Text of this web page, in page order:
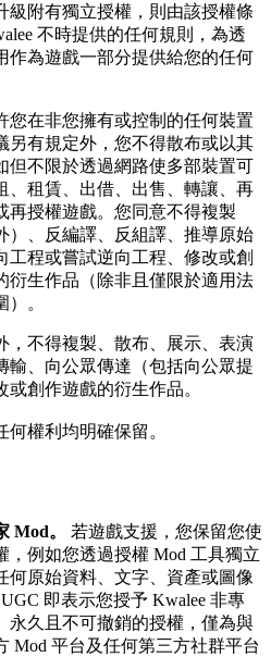
級附有獨立授權，則由該授權條
不時提供的任何規則，為透
作為遊戲一部分提供給您的任何
您在非您擁有或控制的任何裝置
另有規定外，您不得散布或以其
但不限於透過網路使多部裝置可
、租賃、出借、出售、轉讓、再
再授權遊戲。您同意不得複製
）、反編譯、反組譯、推導原始
工程或嘗試逆向工程、修改或創
衍生作品（除非且僅限於適用法
。
，不得複製、散布、展示、表演
輸、向公眾傳達（包括向公眾提
創作遊戲的衍生作品。
權利均明確保留。
Mod。
若遊戲支援，您保留您使
，例如您透過授權 Mod 工具獨立
何原始資料、文字、資產或圖像
即表示您授予 Kwalee 非專
永久且不可撤銷的授權，僅為與
Mod 平台及任何第三方社群平台